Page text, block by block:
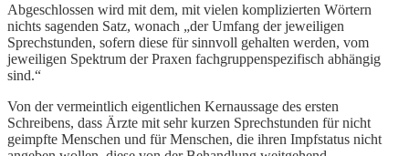
Abgeschlossen wird mit dem, mit vielen komplizierten Wörtern
nichts sagenden Satz, wonach „der Umfang der jeweiligen
Sprechstunden, sofern diese für sinnvoll gehalten werden, vom
jeweiligen Spektrum der Praxen fachgruppenspezifisch abhängig
sind.“
Von der vermeintlich eigentlichen Kernaussage des ersten
Schreibens, dass Ärzte mit sehr kurzen Sprechstunden für nicht
geimpfte Menschen und für Menschen, die ihren Impfstatus nicht